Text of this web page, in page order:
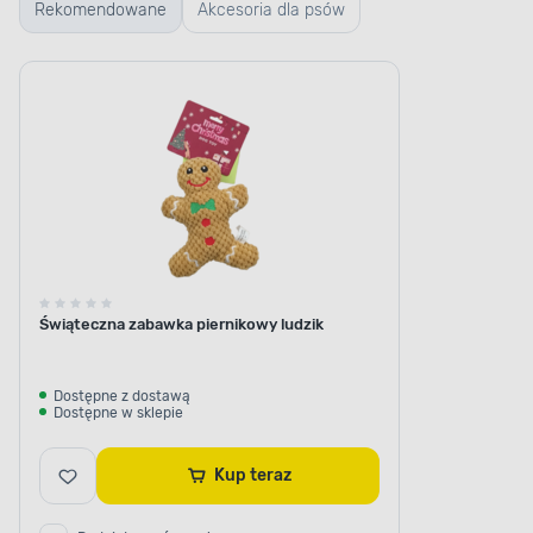
Rekomendowane Akcesoria dla psów
Świąteczna zabawka piernikowy ludzik
Dostępne z dostawą
Dostępne w sklepie
Kup teraz